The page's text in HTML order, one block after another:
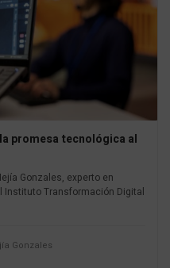
promesa tecnológica al
Gonzales, experto en
Instituto Transformación Digital
Gonzales